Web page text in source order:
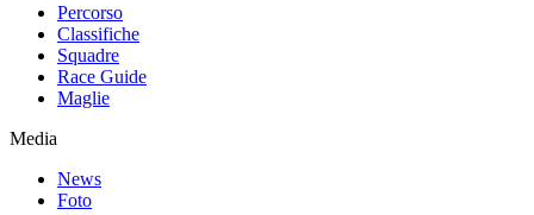
Percorso
Classifiche
Squadre
Race Guide
Maglie
Media
News
Foto